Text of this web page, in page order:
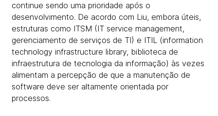
continue sendo uma prioridade após o
desenvolvimento. De acordo com Liu, embora úteis,
estruturas como ITSM (IT service management,
gerenciamento de serviços de TI) e ITIL (information
technology infrastructure library, biblioteca de
infraestrutura de tecnologia da informação) às vezes
alimentam a percepção de que a manutenção de
software deve ser altamente orientada por
processos.